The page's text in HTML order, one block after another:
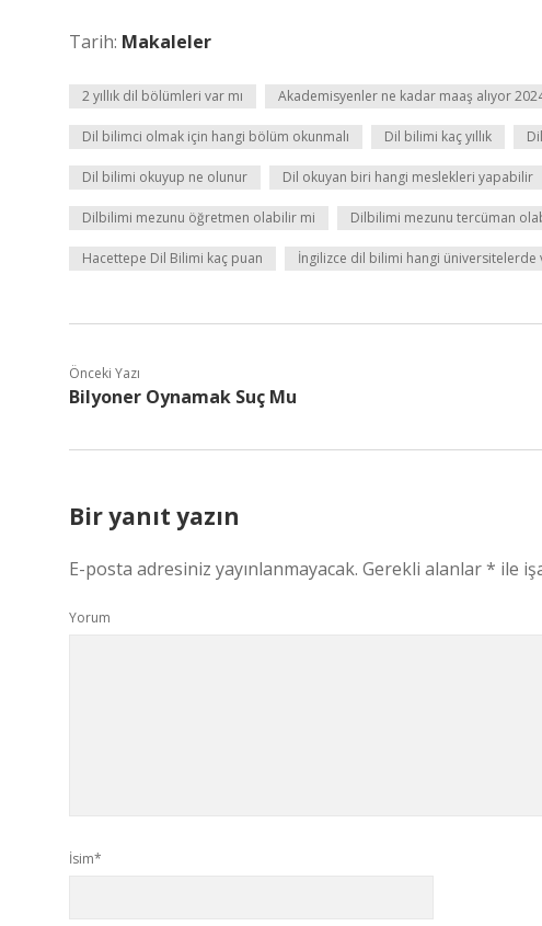
Tarih: Makaleler
2 yıllık dil bölümleri var mı Akademisyenler ne kadar maaş alıyor
Dil bilimci olmak için hangi bölüm okunmalı Dil bilimi kaç yıllık
Dil bilimi okuyup ne olunur Dil okuyan biri hangi meslekleri yapabilir
Dilbilimi mezunu öğretmen olabilir mi Dilbilimi mezunu tercüman
Hacettepe Dil Bilimi kaç puan İngilizce dil bilimi hangi üniversitelerde
Önceki Yazı
Bilyoner Oynamak Suç Mu
Bir yanıt yazın
E-posta adresiniz yayınlanmayacak. Gerekli alanlar* ile
Yorum
İsim*